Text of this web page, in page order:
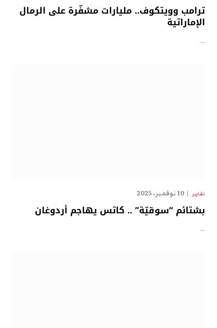
ترامب وويتكوف.. مليارات مشفّرة على الرمال
الإماراتية
…
تقارير 10 نوفمبر، 2025
بشتائم “سوقيّة” .. كاتس يهاجم أردوغان
…